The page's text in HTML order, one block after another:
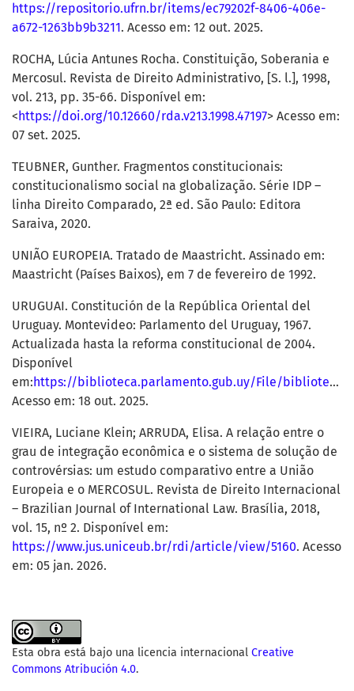
https://repositorio.ufrn.br/items/ec79202f-8406-406e-
a672-1263bb9b3211. Acesso em: 12 out. 2025.
ROCHA, Lúcia Antunes Rocha. Constituição, Soberania e
Mercosul. Revista de Direito Administrativo, [S. l.], 1998,
vol. 213, pp. 35-66. Disponível em:
< https://doi.org/10.12660/rda.v213.1998.47197> Acesso em:
07 set. 2025.
TEUBNER, Gunther. Fragmentos constitucionais:
constitucionalismo social na globalização. Série IDP –
linha Direito Comparado, 2ª ed. São Paulo: Editora
Saraiva, 2020.
UNIÃO EUROPEIA. Tratado de Maastricht. Assinado em:
Maastricht (Países Baixos), em 7 de fevereiro de 1992.
URUGUAI. Constitución de la República Oriental del
Uruguay. Montevideo: Parlamento del Uruguay, 1967.
Actualizada hasta la reforma constitucional de 2004.
Disponível
em: https://biblioteca.parlamento.gub.uy/File/biblioteca/Constituciones/vigente/ConstitucionVigente1967.pdf
Acesso em: 18 out. 2025.
VIEIRA, Luciane Klein; ARRUDA, Elisa. A relação entre o
grau de integração econômica e o sistema de solução de
controvérsias: um estudo comparativo entre a União
Europeia e o MERCOSUL. Revista de Direito Internacional
– Brazilian Journal of International Law. Brasília, 2018,
vol. 15, nº 2. Disponível em:
https://www.jus.uniceub.br/rdi/article/view/5160. Acesso
em: 05 jan. 2026.
Esta obra está bajo una licencia internacional Creative
Commons Atribución 4.0.